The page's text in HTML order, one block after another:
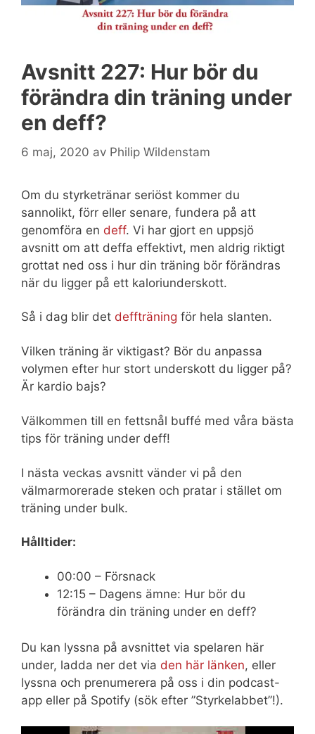
Avsnitt 227: Hur bör du
förändra din träning under
en deff?
6 maj, 2020 av Philip Wildenstam
Om du styrketränar seriöst kommer du
sannolikt, förr eller senare, fundera på att
genomföra en deff. Vi har gjort en uppsjö
avsnitt om att deffa effektivt, men aldrig riktigt
grottat ned oss i hur din träning bör förändras
när du ligger på ett kaloriunderskott.
Så i dag blir det deffträning för hela slanten.
Vilken träning är viktigast? Bör du anpassa
volymen efter hur stort underskott du ligger på?
Är kardio bajs?
Välkommen till en fettsnål buffé med våra bästa
tips för träning under deff!
I nästa veckas avsnitt vänder vi på den
välmarmorerade steken och pratar i stället om
träning under bulk.
Hålltider:
00:00 – Försnack
12:15 – Dagens ämne: Hur bör du
förändra din träning under en deff?
Du kan lyssna på avsnittet via spelaren här
under, ladda ner det via den här länken, eller
lyssna och prenumerera på oss i din podcast-
app eller på Spotify (sök efter ”Styrkelabbet”!).